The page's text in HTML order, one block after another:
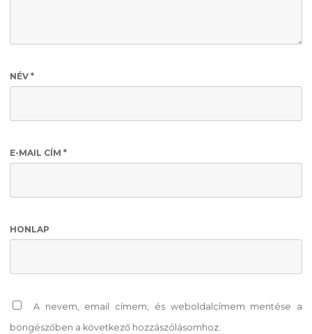
NÉV *
E-MAIL CÍM *
HONLAP
A nevem, email címem, és weboldalcímem mentése a
böngészőben a következő hozzászólásomhoz.